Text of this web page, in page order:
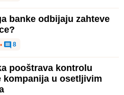
banke odbijaju zahteve
• 8
pooštrava kontrolu
kompanija u osetljivim